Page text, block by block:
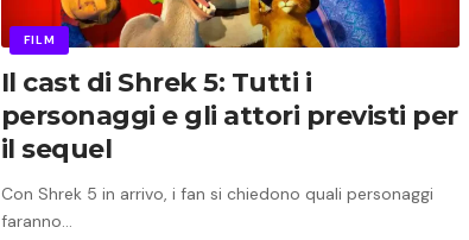
FILM
Il cast di Shrek 5: Tutti i
personaggi e gli attori previsti per
il sequel
Con Shrek 5 in arrivo, i fan si chiedono quali personaggi
faranno…